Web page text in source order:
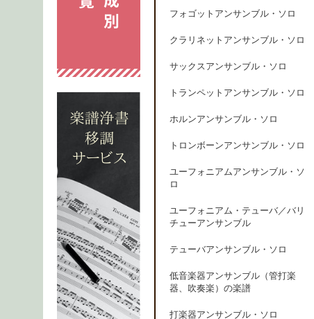
フォゴットアンサンブル・ソロ
クラリネットアンサンブル・ソロ
サックスアンサンブル・ソロ
トランペットアンサンブル・ソロ
ホルンアンサンブル・ソロ
トロンボーンアンサンブル・ソロ
ユーフォニアムアンサンブル・ソ
ロ
ユーフォニアム・テューバ／バリ
チューアンサンブル
テューバアンサンブル・ソロ
低音楽器アンサンブル（管打楽
器、吹奏楽）の楽譜
打楽器アンサンブル・ソロ